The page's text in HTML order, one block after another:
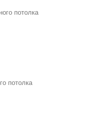
потолка
потолка